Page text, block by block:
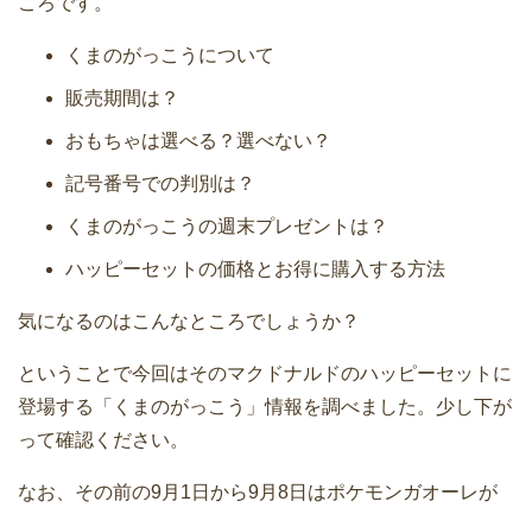
くまのがっこうについて
販売期間は？
おもちゃは選べる？選べない？
記号番号での判別は？
くまのがっこうの週末プレゼントは？
ハッピーセットの価格とお得に購入する方法
気になるのはこんなところでしょうか？
ということで今回はそのマクドナルドのハッピーセットに
登場する「くまのがっこう」情報を調べました。少し下が
って確認ください。
なお、その前の9月1日から9月8日はポケモンガオーレが